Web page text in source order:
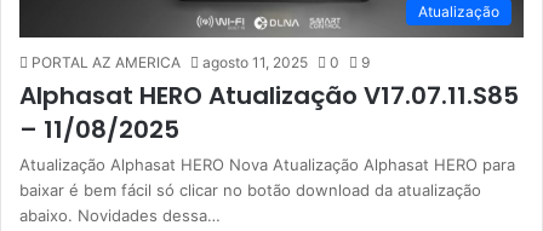
Atualização
PORTAL AZ AMERICA agosto 11, 2025 0 9
Alphasat HERO Atualização V17.07.11.S85
– 11/08/2025
Atualização Alphasat HERO Nova Atualização Alphasat HERO para
baixar é bem fácil só clicar no botão download da atualização
abaixo. Novidades dessa…